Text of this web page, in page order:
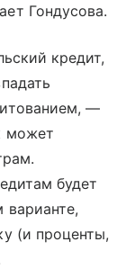
Гондусова.
кредит,
—
может
будет
(и проценты,